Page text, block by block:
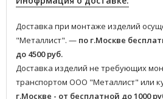
Доставка при монтаже изделий
"Металлист". — по г.Москве
до 4500 руб.
Доставка изделий не требующих
транспортом ООО "Металлист" или
г.Москве - от бесплатной до 1000